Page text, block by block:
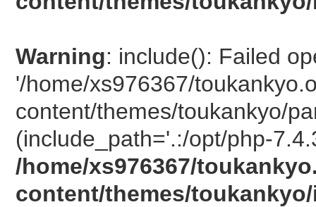
Warning: include(): Failed
'/home/xs976367/
content/themes/toukankyo/
(include_path='.:/opt/php-
/home/xs976367/
content/themes/